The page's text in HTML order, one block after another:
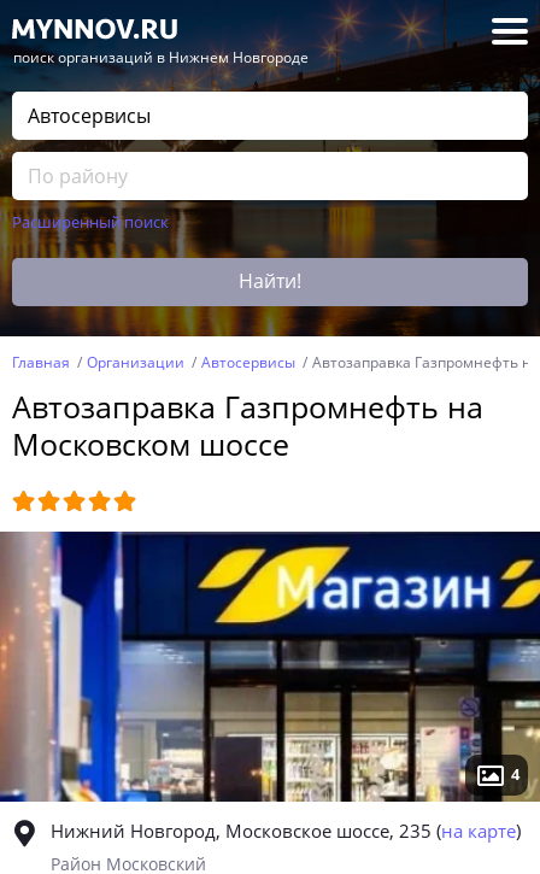
— поиск организаций в Нижнем Новгороде
Расширенный поиск
Найти!
Главная Организации Автосервисы Автозаправка Газпромнефть
Автозаправка Газпромнефть на
Московском шоссе
4
Нижний Новгород, Московское шоссе, 235 (на карте)
Район Московский